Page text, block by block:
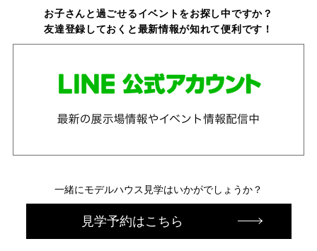
お子さんと過ごせるイベントをお探し中ですか？
友達登録しておくと最新情報が知れて便利です！
一緒にモデルハウス見学はいかがでしょうか？
見学予約はこちら